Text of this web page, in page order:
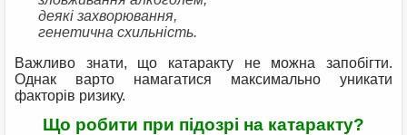
деякі захворювання,
генетична схильність.
Важливо знати, що катаракту не можна запобігти.
Однак варто намагатися максимально уникати
факторів ризику.
Що робити при підозрі на катаракту?